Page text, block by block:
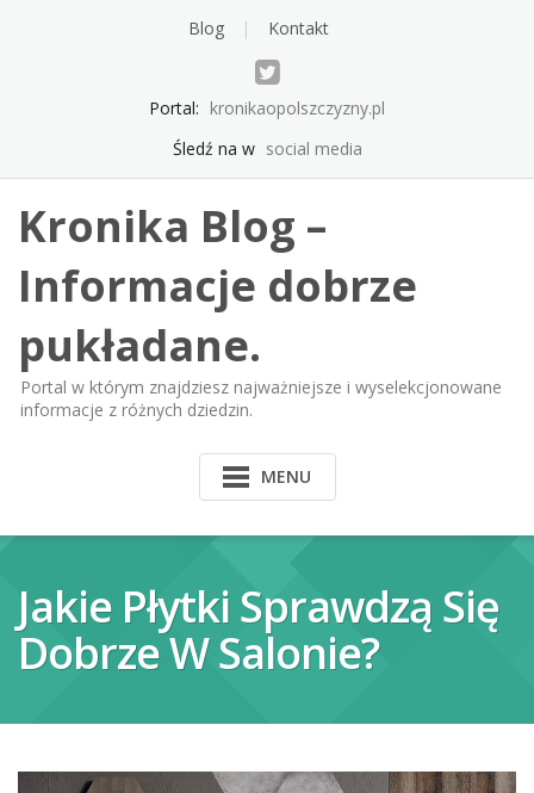
Blog Kontakt
Portal: kronikaopolszczyzny.pl
Śledź na w social media
Kronika Blog –
Informacje dobrze
pukładane.
Portal w którym znajdziesz najważniejsze i wyselekcjonowane
informacje z różnych dziedzin.
MENU
Jakie Płytki Sprawdzą Się
Dobrze W Salonie?